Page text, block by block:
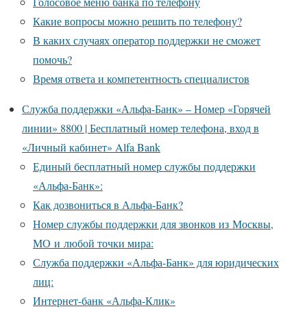
Какие вопросы можно решить по телефону?
В каких случаях оператор поддержки не сможет
помочь?
Время ответа и компетентность специалистов
Служба поддержки «Альфа-Банк» – Номер «Горячей
линии» 8800 | Бесплатный номер телефона, вход в
«Личный кабинет» Alfa Bank
Единый бесплатный номер службы поддержки
«Альфа-Банк»:
Как дозвониться в Альфа-Банк?
Номер службы поддержки для звонков из Москвы,
МО и любой точки мира:
Служба поддержки «Альфа-Банк» для юридических
лиц:
Интернет-банк «Альфа-Клик»